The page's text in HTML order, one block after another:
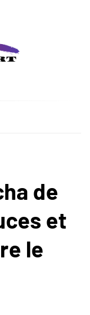
de
et
le